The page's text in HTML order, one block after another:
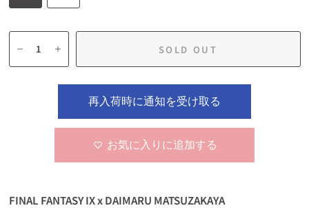
SOLD OUT
再入荷時に通知を受け取る
お気に入りに追加する
FINAL FANTASY IX x DAIMARU MATSUZAKAYA